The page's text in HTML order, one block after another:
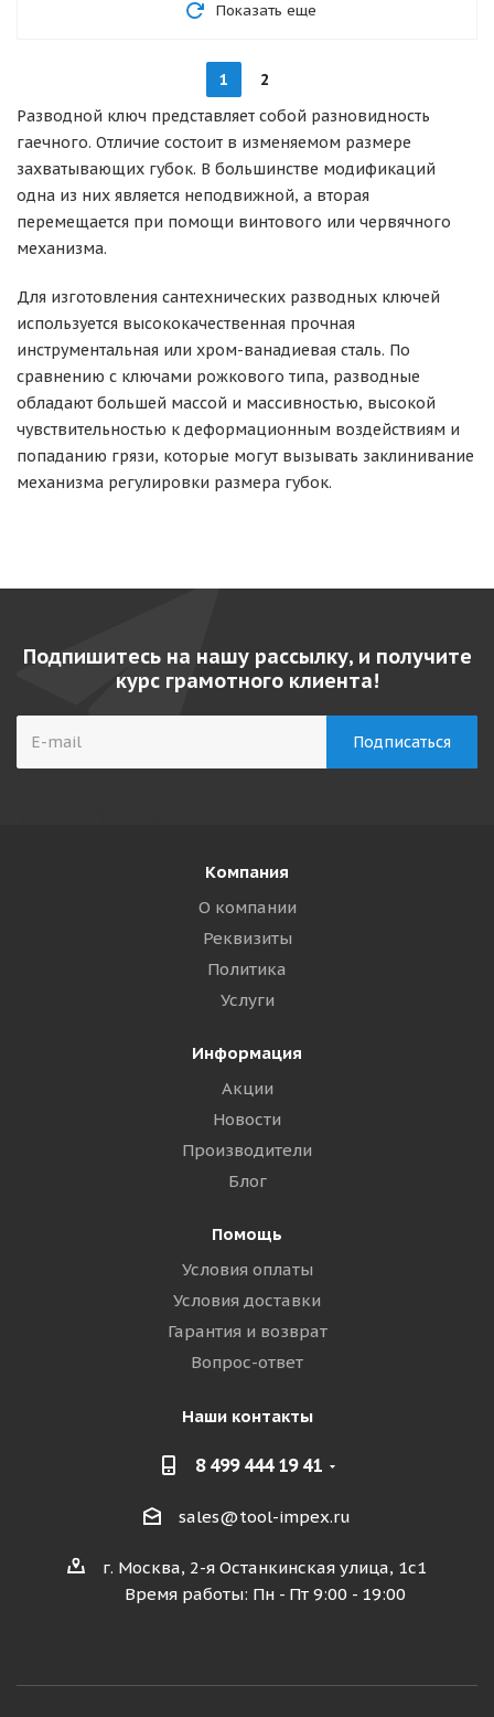
Показать еще
1
2
Разводной ключ представляет собой разновидность
гаечного. Отличие состоит в изменяемом размере
захватывающих губок. В большинстве модификаций
одна из них является неподвижной, а вторая
перемещается при помощи винтового или червячного
механизма.
Для изготовления сантехнических разводных ключей
используется высококачественная прочная
инструментальная или хром-ванадиевая сталь. По
сравнению с ключами рожкового типа, разводные
обладают большей массой и массивностью, высокой
чувствительностью к деформационным воздействиям и
попаданию грязи, которые могут вызывать заклинивание
механизма регулировки размера губок.
Подпишитесь на нашу рассылку, и получите
курс грамотного клиента!
Компания
О компании
Реквизиты
Политика
Услуги
Информация
Акции
Новости
Производители
Блог
Помощь
Условия оплаты
Условия доставки
Гарантия и возврат
Вопрос-ответ
Наши контакты
8 499 444 19 41
sales@tool-impex.ru
г. Москва, 2-я Останкинская улица, 1с1
Время работы: Пн - Пт 9:00 - 19:00